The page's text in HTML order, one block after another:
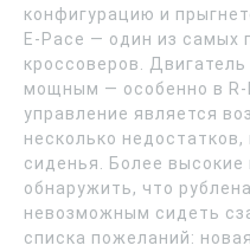
конфигурацию и
E-Pace — один из самых
кроссоверов.
мощным — особенно в
управление является
несколько
сиденья. Более
обнаружить, что
невозможным сидеть
списка пожеланий: